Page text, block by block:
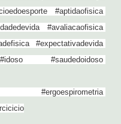
#aptidaofisica
#avaliacaofisica
#expectativadevida
#saudedoidoso
#ergoespirometria